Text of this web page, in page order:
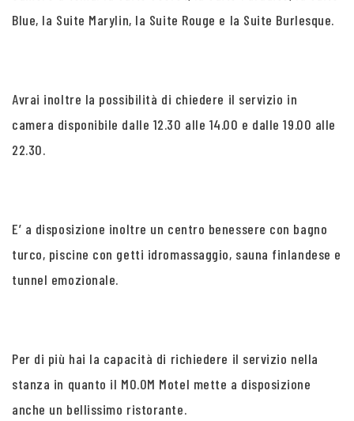
Blue, la Suite Marylin, la Suite Rouge e la Suite Burlesque.
Avrai inoltre la possibilità di chiedere il servizio in
camera disponibile dalle 12.30 alle 14.00 e dalle 19.00 alle
22.30.
E’ a disposizione inoltre un centro benessere con bagno
turco, piscine con getti idromassaggio, sauna finlandese e
tunnel emozionale.
Per di più hai la capacità di richiedere il servizio nella
stanza in quanto il MO.OM Motel mette a disposizione
anche un bellissimo ristorante.